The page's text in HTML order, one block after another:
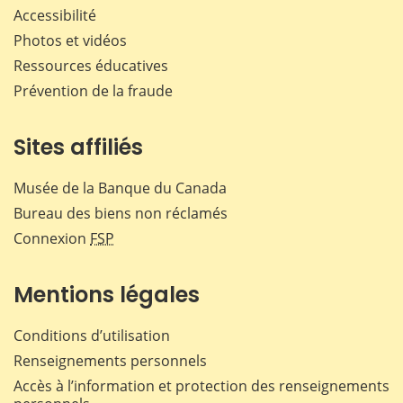
Accessibilité
Photos et vidéos
Ressources éducatives
Prévention de la fraude
Sites affiliés
Musée de la Banque du Canada
Bureau des biens non réclamés
Connexion FSP
Mentions légales
Conditions d’utilisation
Renseignements personnels
Accès à l’information et protection des renseignements